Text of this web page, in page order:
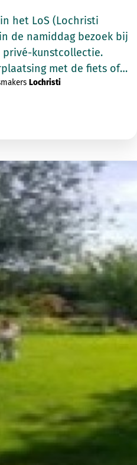
het LoS (Lochristi
de namiddag bezoek bij
privé-kunstcollectie.
met de fiets of
Lochristi